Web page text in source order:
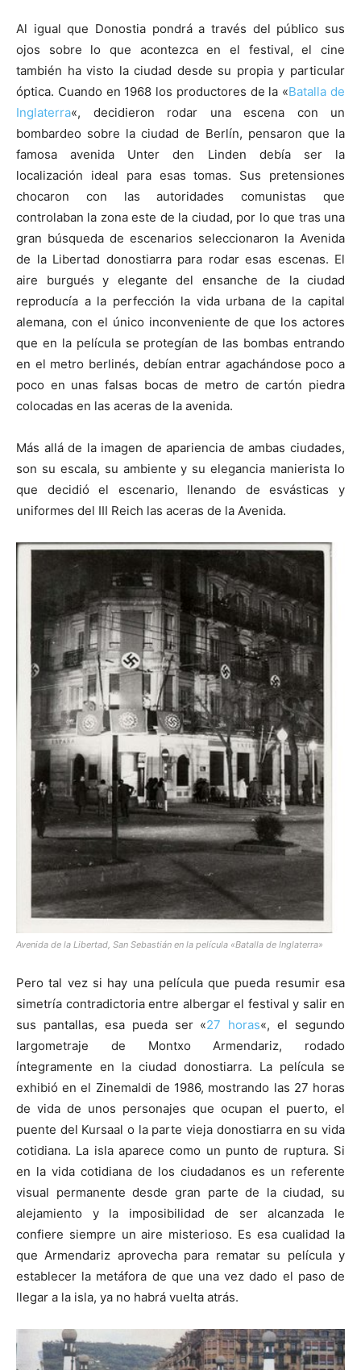
Al igual que Donostia pondrá a través del público sus
ojos sobre lo que acontezca en el festival, el cine
también ha visto la ciudad desde su propia y particular
óptica. Cuando en 1968 los productores de la «Batalla de
Inglaterra«, decidieron rodar una escena con un
bombardeo sobre la ciudad de Berlín, pensaron que la
famosa avenida Unter den Linden debía ser la
localización ideal para esas tomas. Sus pretensiones
chocaron con las autoridades comunistas que
controlaban la zona este de la ciudad, por lo que tras una
gran búsqueda de escenarios seleccionaron la Avenida
de la Libertad donostiarra para rodar esas escenas. El
aire burgués y elegante del ensanche de la ciudad
reproducía a la perfección la vida urbana de la capital
alemana, con el único inconveniente de que los actores
que en la película se protegían de las bombas entrando
en el metro berlinés, debían entrar agachándose poco a
poco en unas falsas bocas de metro de cartón piedra
colocadas en las aceras de la avenida.
Más allá de la imagen de apariencia de ambas ciudades,
son su escala, su ambiente y su elegancia manierista lo
que decidió el escenario, llenando de esvásticas y
uniformes del III Reich las aceras de la Avenida.
Avenida de la Libertad, San Sebastián en la película «Batalla de Inglaterra»
Pero tal vez si hay una película que pueda resumir esa
simetría contradictoria entre albergar el festival y salir en
sus pantallas, esa pueda ser «27 horas«, el segundo
largometraje de Montxo Armendariz, rodado
íntegramente en la ciudad donostiarra. La película se
exhibió en el Zinemaldi de 1986, mostrando las 27 horas
de vida de unos personajes que ocupan el puerto, el
puente del Kursaal o la parte vieja donostiarra en su vida
cotidiana. La isla aparece como un punto de ruptura. Si
en la vida cotidiana de los ciudadanos es un referente
visual permanente desde gran parte de la ciudad, su
alejamiento y la imposibilidad de ser alcanzada le
confiere siempre un aire misterioso. Es esa cualidad la
que Armendariz aprovecha para rematar su película y
establecer la metáfora de que una vez dado el paso de
llegar a la isla, ya no habrá vuelta atrás.